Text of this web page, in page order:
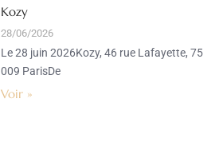
Kozy
28/06/2026
Le 28 juin 2026Kozy, 46 rue Lafayette, 75
009 ParisDe
Voir »